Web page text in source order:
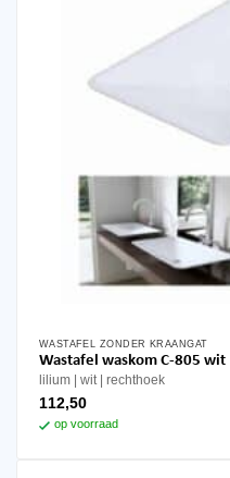
WASTAFEL ZONDER KRAANGAT
Wastafel waskom C-805 wit
lilium wit rechthoek
112,50
op voorraad